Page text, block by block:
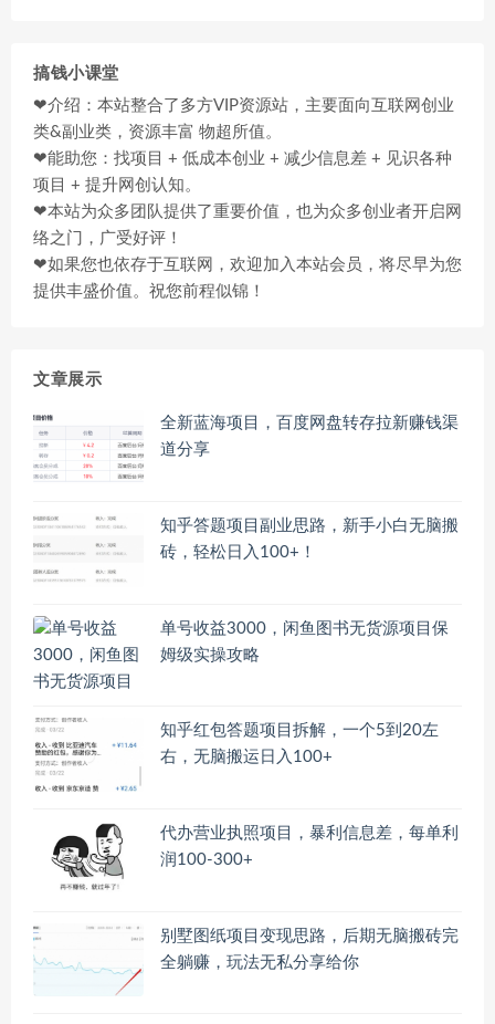
搞钱小课堂
❤介绍：本站整合了多方VIP资源站，主要面向互联网创业
类&副业类，资源丰富 物超所值。
❤能助您：找项目 + 低成本创业 + 减少信息差 + 见识各种
项目 + 提升网创认知。
❤本站为众多团队提供了重要价值，也为众多创业者开启网
络之门，广受好评！
❤如果您也依存于互联网，欢迎加入本站会员，将尽早为您
提供丰盛价值。祝您前程似锦！
文章展示
全新蓝海项目，百度网盘转存拉新赚钱渠
道分享
知乎答题项目副业思路，新手小白无脑搬
砖，轻松日入100+！
单号收益3000，闲鱼图书无货源项目保
姆级实操攻略
知乎红包答题项目拆解，一个5到20左
右，无脑搬运日入100+
代办营业执照项目，暴利信息差，每单利
润100-300+
别墅图纸项目变现思路，后期无脑搬砖完
全躺赚，玩法无私分享给你